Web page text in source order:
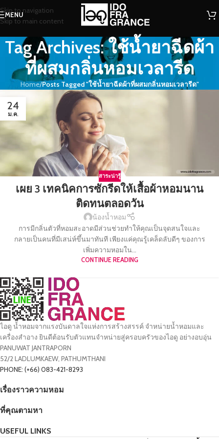
Skip to navigation
Skip to main content
MENU
Tag Archives: ใช้น้ำยาฉีดผ้า
ที่ผสมกลิ่นหอมเวลารีด
Home/Posts Tagged "ใช้น้ำยาฉีดผ้าที่ผสมกลิ่นหอมเวลารีด"
24
ม.ค.
สาระน่ารู้
เผย 3 เทคนิคการซักรีดให้เสื้อผ้าหอมนาน
ติดทนตลอดวัน
น้องน้ำหอม
การมีกลิ่นตัวที่หอมสะอาดมีส่วนช่วยทำให้คุณเป็นจุดสนใจและ
กลายเป็นคนที่มีเสน่ห์ขึ้นมาทันที เพียงแค่คุณรู้เคล็ดลับดีๆ ของการ
เพิ่มความหอมใน...
CONTINUE READING
ไอดู น้ำหอมจากแรงบันดาลใจแห่งการสร้างสรรค์ จำหน่ายน้ำหอมและ
เครื่องสำอาง ยินดีต้อนรับตัวแทนจำหน่ายสู่ครอบครัวของไอดู อย่างอบอุ่น
PANUWAT JANTRAPORN
52/2 LADLUMKAEW, PATHUMTHANI
PHONE: (+66) 083-421-8293
เรื่องราวความหอม
ที่คุณตามหา
USEFUL LINKS